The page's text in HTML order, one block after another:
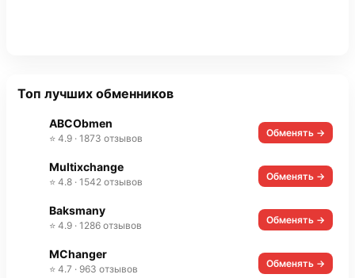
Топ лучших обменников
ABCObmen
⭐ 4.9 · 1873 отзывов Обменять →
Multixchange
⭐ 4.8 · 1542 отзывов Обменять →
Baksmany
⭐ 4.9 · 1286 отзывов Обменять →
MChanger
⭐ 4.7 · 963 отзывов Обменять →